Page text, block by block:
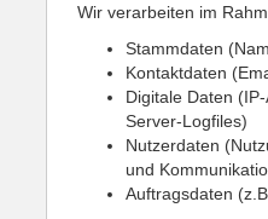
Wir verarbeiten im
Stammdaten
Kontaktdaten
Digitale Daten
Server-Logfiles)
Nutzerdaten
und
Auftragsdaten